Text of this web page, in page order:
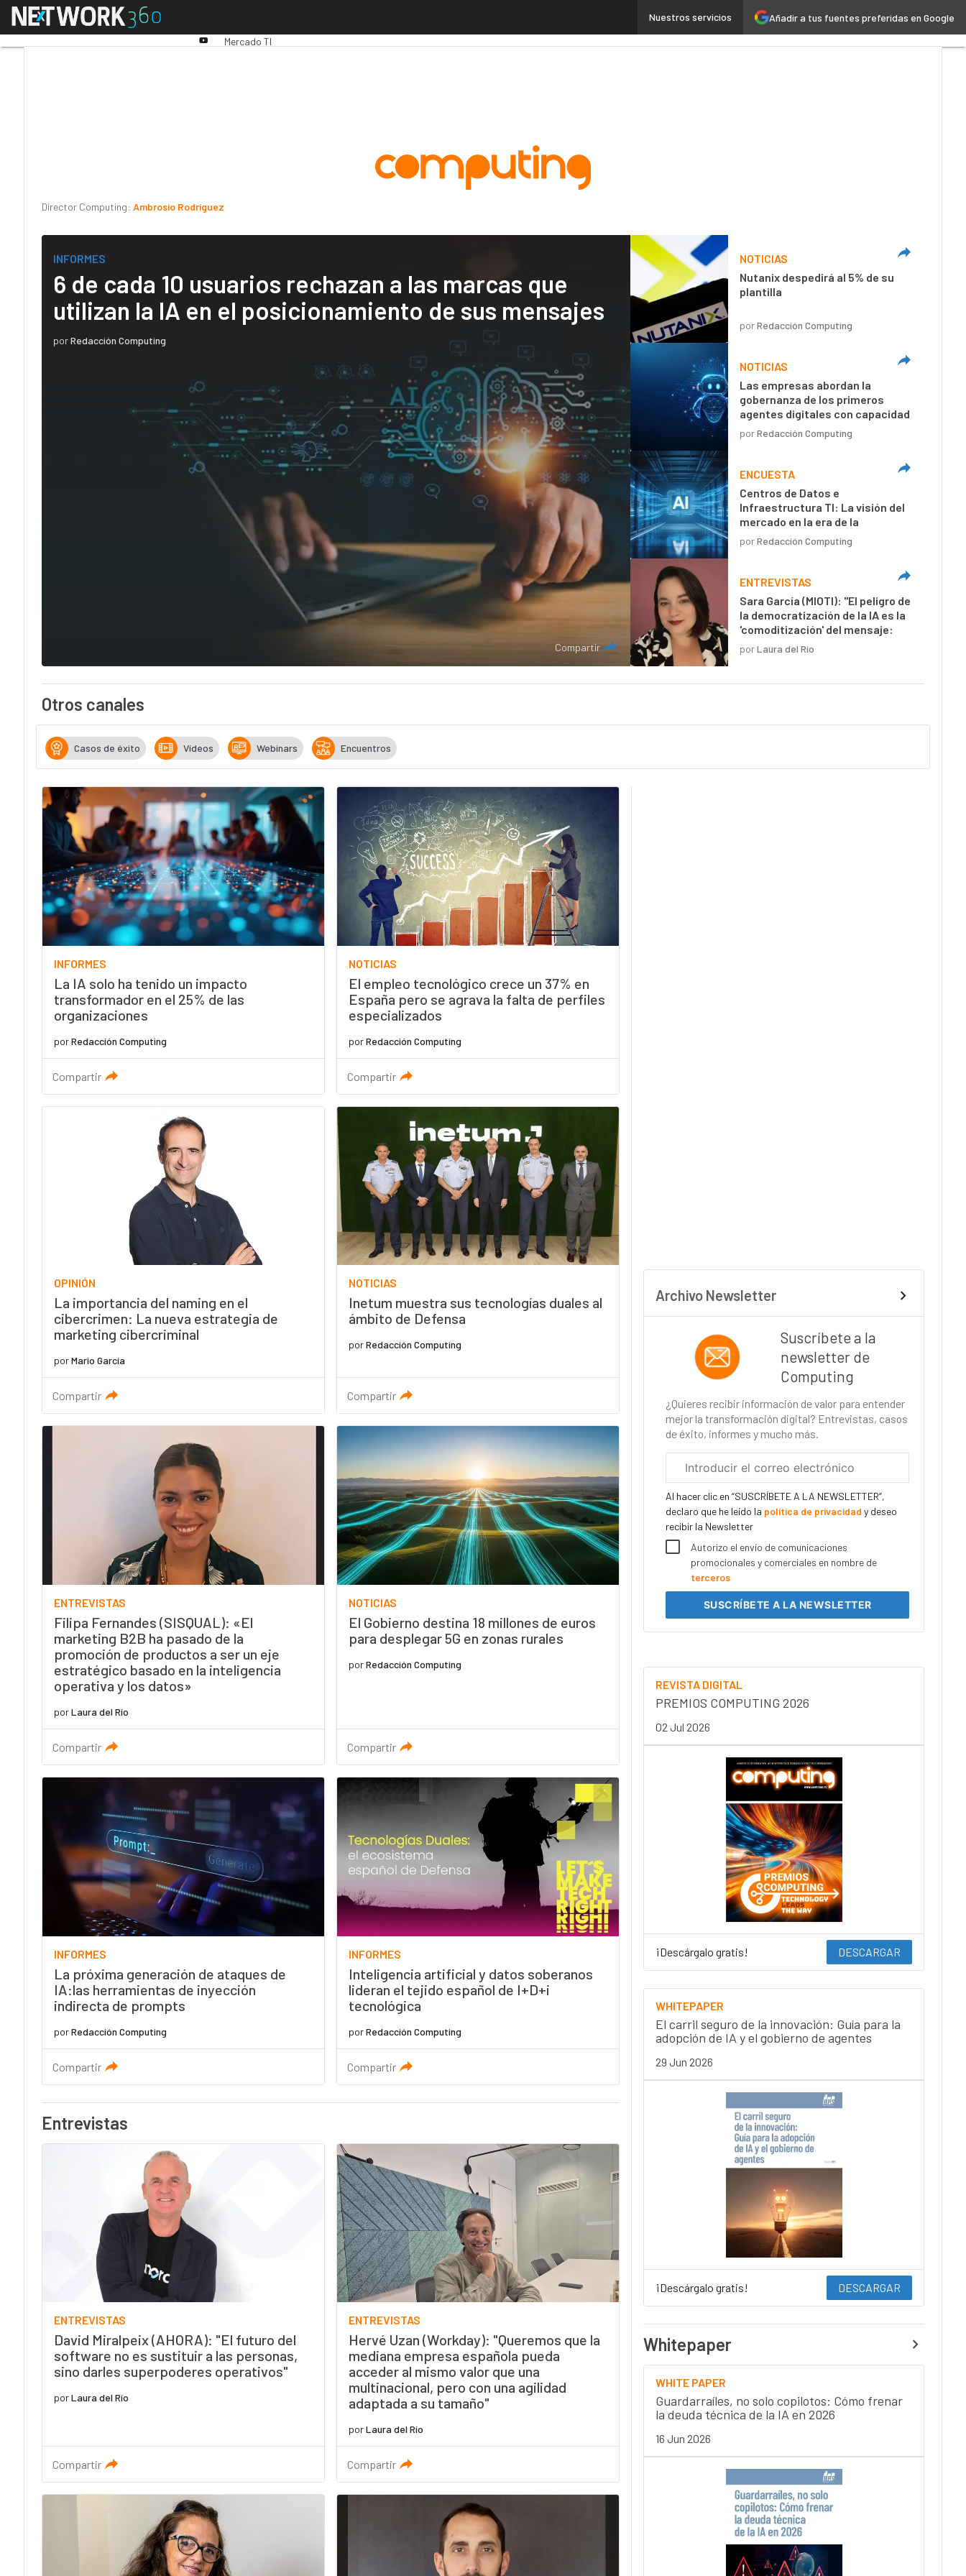
Añadir a tus fuentes preferidas en Google
Nuestros servicios
Menú
Youtube-
Industria 4.0SeguridadMovilidad
Mercado TI
Director Computing: Ambrosio Rodríguez
INFORMES
6 de cada 10 usuarios rechazan a las marcas que
utilizan la IA en el posicionamiento de sus mensajes
porRedacción Computing
Compartir
NOTICIAS
Nutanix despedirá al 5% de su
plantilla
porRedacción Computing
NOTICIAS
Las empresas abordan la
gobernanza de los primeros
agentes digitales con capacidad
de decisión autónoma
porRedacción Computing
ENCUESTA
Centros de Datos e
Infraestructura TI: La visión del
mercado en la era de la
inteligencia artificial
porRedacción Computing
ENTREVISTAS
Sara García (MIOTI): "El peligro de
la democratización de la IA es la
'comoditización' del mensaje:
textos técnicamente perfectos,
pero planos y predecibles"
porLaura del Río
Otros canales
Casos de éxito Vídeos Webinars Encuentros
INFORMES
La IA solo ha tenido un impacto
transformador en el 25% de las
organizaciones
porRedacción Computing
Compartir
NOTICIAS
El empleo tecnológico crece un 37% en
España pero se agrava la falta de perfiles
especializados
porRedacción Computing
Compartir
OPINIÓN
La importancia del naming en el
cibercrimen: La nueva estrategia de
marketing cibercriminal
porMario García
Compartir
NOTICIAS
Inetum muestra sus tecnologías duales al
ámbito de Defensa
porRedacción Computing
Compartir
ENTREVISTAS
Filipa Fernandes (SISQUAL): «El
marketing B2B ha pasado de la
promoción de productos a ser un eje
estratégico basado en la inteligencia
operativa y los datos»
porLaura del Río
Compartir
NOTICIAS
El Gobierno destina 18 millones de euros
para desplegar 5G en zonas rurales
porRedacción Computing
Compartir
INFORMES
La próxima generación de ataques de
IA:las herramientas de inyección
indirecta de prompts
porRedacción Computing
Compartir
INFORMES
Inteligencia artificial y datos soberanos
lideran el tejido español de I+D+i
tecnológica
porRedacción Computing
Compartir
Entrevistas
ENTREVISTAS
David Miralpeix (AHORA): "El futuro del
software no es sustituir a las personas,
sino darles superpoderes operativos"
porLaura del Río
Compartir
ENTREVISTAS
Hervé Uzan (Workday): "Queremos que la
mediana empresa española pueda
acceder al mismo valor que una
multinacional, pero con una agilidad
adaptada a su tamaño"
porLaura del Río
Compartir
Archivo Newsletter
Suscríbete a la
newsletter de
Computing
¿Quieres recibir información de valor para entender
mejor la transformación digital? Entrevistas, casos
de éxito, informes y mucho más.
electrónico
Al hacer clic en “SUSCRÍBETE A LA NEWSLETTER”,
declaro que he leído la política de privacidady deseo
recibir la Newsletter
Autorizo el envío de comunicaciones
promocionales y comerciales en nombre de
terceros
SUSCRÍBETEA LA NEWSLETTER
REVISTA DIGITAL
PREMIOS COMPUTING 2026
02 Jul 2026
¡Descárgalo gratis! DESCARGAR
WHITEPAPER
El carril seguro de la innovación: Guía para la
adopción de IA y el gobierno de agentes
29 Jun 2026
¡Descárgalo gratis! DESCARGAR
Whitepaper
WHITE PAPER
Guardarraíles, no solo copilotos: Cómo frenar
la deuda técnica de la IA en 2026
16 Jun 2026